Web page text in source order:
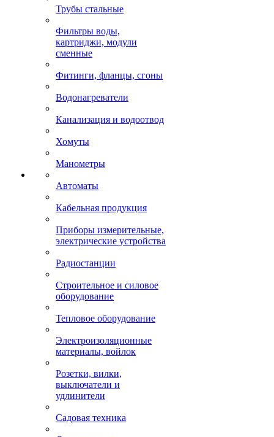
Трубы стальные
Фильтры воды,
картриджи, модули
сменные
Фитинги, фланцы, сгоны
Водонагреватели
Канализация и водоотвод
Хомуты
Манометры
Автоматы
Кабельная продукция
Приборы измерительные,
электрические устройства
Радиостанции
Строительное и силовое
оборудование
Тепловое оборудование
Электроизоляционные
материалы, войлок
Розетки, вилки,
выключатели и
удлинители
Садовая техника